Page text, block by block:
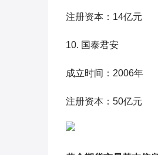
注册资本：14亿元
10. 国泰君安
成立时间：2006年
注册资本：50亿元